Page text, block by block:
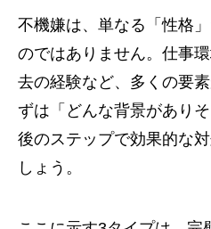
不機嫌は、単なる「性格
のではありません。仕事
去の経験など、多くの要
ずは「どんな背景があり
後のステップで効果的な
しょう。